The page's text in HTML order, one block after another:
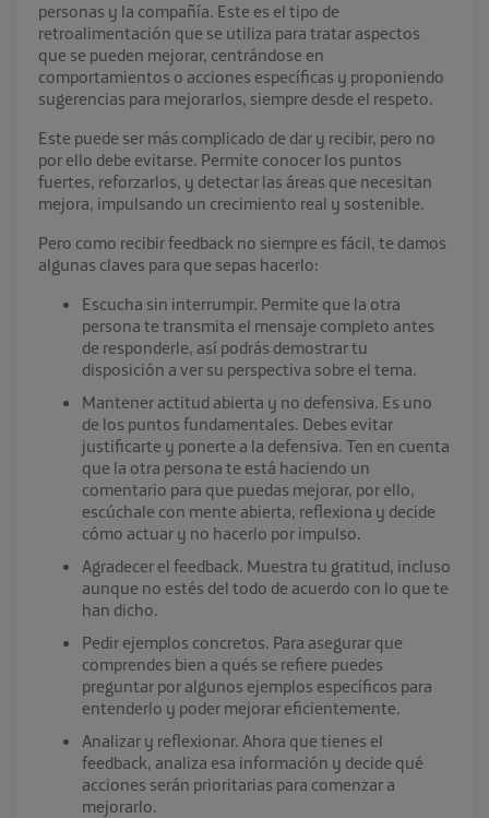
personas y la compañía. Este es el tipo de
retroalimentación que se utiliza para tratar aspectos
que se pueden mejorar, centrándose en
comportamientos o acciones específicas y proponiendo
sugerencias para mejorarlos, siempre desde el respeto.
Este puede ser más complicado de dar y recibir, pero no
por ello debe evitarse. Permite conocer los puntos
fuertes, reforzarlos, y detectar las áreas que necesitan
mejora, impulsando un crecimiento real y sostenible.
Pero como recibir feedback no siempre es fácil, te damos
algunas claves para que sepas hacerlo:
Escucha sin interrumpir. Permite que la otra
persona te transmita el mensaje completo antes
de responderle, así podrás demostrar tu
disposición a ver su perspectiva sobre el tema.
Mantener actitud abierta y no defensiva. Es uno
de los puntos fundamentales. Debes evitar
justificarte y ponerte a la defensiva. Ten en cuenta
que la otra persona te está haciendo un
comentario para que puedas mejorar, por ello,
escúchale con mente abierta, reflexiona y decide
cómo actuar y no hacerlo por impulso.
Agradecer el feedback. Muestra tu gratitud, incluso
aunque no estés del todo de acuerdo con lo que te
han dicho.
Pedir ejemplos concretos. Para asegurar que
comprendes bien a qués se refiere puedes
preguntar por algunos ejemplos específicos para
entenderlo y poder mejorar eficientemente.
Analizar y reflexionar. Ahora que tienes el
feedback, analiza esa información y decide qué
acciones serán prioritarias para comenzar a
mejorarlo.